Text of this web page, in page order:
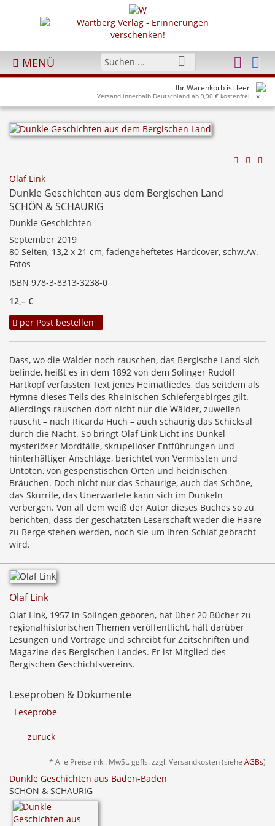
MENÜ
Ihr Warenkorb ist leer
Versand innerhalb Deutschland ab 9,90 € kostenfrei
Olaf Link
Dunkle Geschichten aus dem Bergischen Land
SCHÖN & SCHAURIG
Dunkle Geschichten
September 2019
80 Seiten, 13,2 x 21 cm, fadengeheftetes Hardcover, schw./w.
Fotos
ISBN 978-3-8313-3238-0
12,– €
per Post bestellen
Dass, wo die Wälder noch rauschen, das Bergische Land sich
befinde, heißt es in dem 1892 von dem Solinger Rudolf
Hartkopf verfassten Text jenes Heimatliedes, das seitdem als
Hymne dieses Teils des Rheinischen Schiefergebirges gilt.
Allerdings rauschen dort nicht nur die Wälder, zuweilen
rauscht – nach Ricarda Huch – auch schaurig das Schicksal
durch die Nacht. So bringt Olaf Link Licht ins Dunkel
mysteriöser Mordfälle, skrupelloser Entführungen und
hinterhältiger Anschläge, berichtet von Vermissten und
Untoten, von gespenstischen Orten und heidnischen
Bräuchen. Doch nicht nur das Schaurige, auch das Schöne,
das Skurrile, das Unerwartete kann sich im Dunkeln
verbergen. Von all dem weiß der Autor dieses Buches so zu
berichten, dass der geschätzten Leserschaft weder die Haare
zu Berge stehen werden, noch sie um ihren Schlaf gebracht
wird.
Olaf Link
Olaf Link, 1957 in Solingen geboren, hat über 20 Bücher zu
regionalhistorischen Themen veröffentlicht, hält darüber
Lesungen und Vorträge und schreibt für Zeitschriften und
Magazine des Bergischen Landes. Er ist Mitglied des
Bergischen Geschichtsvereins.
Leseproben & Dokumente
Leseprobe
zurück
* Alle Preise inkl. MwSt. ggfls. zzgl. Versandkosten (siehe AGBs)
Dunkle Geschichten aus Baden-Baden
SCHÖN & SCHAURIG